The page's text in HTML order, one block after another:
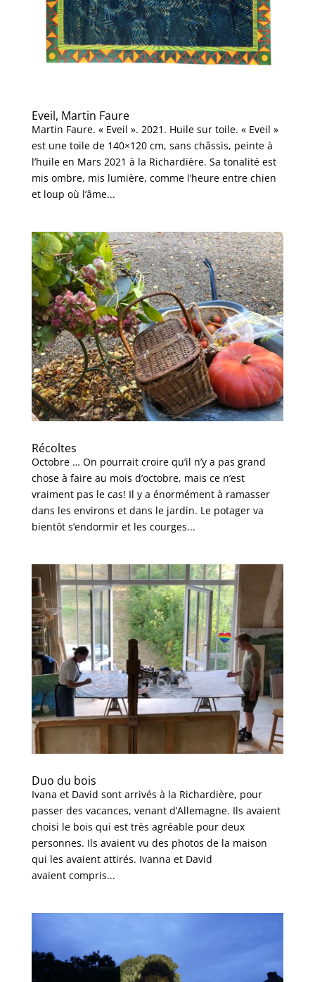
Eveil, Martin Faure
Martin Faure. « Eveil ». 2021. Huile sur toile. « Eveil »
est une toile de 140×120 cm, sans châssis, peinte à
l’huile en Mars 2021 à la Richardière. Sa tonalité est
mis ombre, mis lumière, comme l’heure entre chien
et loup où l’âme...
Récoltes
Octobre … On pourrait croire qu’il n’y a pas grand
chose à faire au mois d’octobre, mais ce n’est
vraiment pas le cas! Il y a énormément à ramasser
dans les environs et dans le jardin. Le potager va
bientôt s’endormir et les courges...
Duo du bois
Ivana et David sont arrivés à la Richardière, pour
passer des vacances, venant d’Allemagne. Ils avaient
choisi le bois qui est très agréable pour deux
personnes. Ils avaient vu des photos de la maison
qui les avaient attirés. Ivanna et David
avaient compris...